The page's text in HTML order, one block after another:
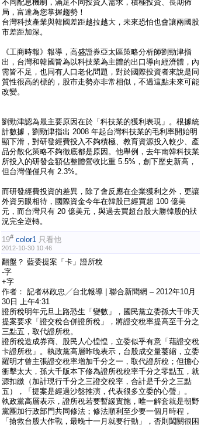
不同配息機制，滿足不同投資人需求，積極投資、長期佈
局，富達為您掌握趨勢！
台灣科技產業與韓國差距越拉越大，未來恐怕也會讓兩國股
市差距加深。
《工商時報》報導，高盛證券亞太區策略分析師劉勁津指
出，台灣和韓國皆為以科技業為主體的出口導向經濟體，內
需皆不足，也同有人口老化問題，對於國際投資者來說是同
質性很高的標的，股市走勢亦非常相似，不過這點未來可能
改變。
劉勁津認為最主要原因在於「科技業的獲利表現」。根據統
計數據，劉勁津指出 2008 年起台灣科技業的毛利率開始明
顯下滑，對研發經費投入不夠積極、教育資源投入較少、產
品分散化策略不夠徹底都是原因。他舉例，去年南韓科技業
所投入的研發金額佔整體營收比重 5.5%，創下歷史新高，
但台灣僅僅只有 2.3%。
而研發經費投資的差異，除了會反應在企業獲利之外，更讓
外資另眼相待，國際資金今年在韓股已經買超 100 億美
元，而台灣只有 20 億美元，與過去買超台股大勝韓股的狀
況完全逆轉。
19# color1 只看他
2012-10-30 10:46
翻盤？ 藍委提案「卡」證所稅
-字
+字
作者： 記者林政忠╱台北報導 | 聯合新聞網 – 2012年10月
30日 上午4:31
證所稅明年元旦上路恐生「變數」，國民黨立委孫大千昨天
提案要求「證交稅合併證所稅」，將證交稅率提高至千分之
三點五，取代證所稅。
證所稅造成券商、股民人心惶惶，立委似乎有意「藉證交稅
卡證所稅」。執政黨高層昨晚表示，台股成交量萎縮，立委
羅明才曾主張證交稅率增加千分之一，取代證所稅；但擔心
衝擊太大，孫大千版本下修為證所稅稅率千分之零點五，就
源扣繳（加計現行千分之三證交稅率，合計是千分之三點
五），「提案是經過沙盤推演，代表很多立委的心聲」。
執政黨高層表示，證所稅若要暫緩實施，唯一解套就是朝野
黨團加行政部門共同修法；修法順利至少要一個月時程，
「搶救台股大作戰，最晚十一月就要行動」，否則闖關很困